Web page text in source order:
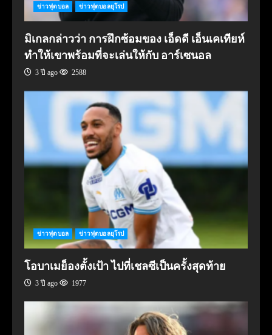
ข่าวฟุตบอล ข่าวฟุตบอลยุโรป
มิเกลกล่าวว่า การฝึกซ้อมของ เอ็ดดี เอ็นเคเทียห์
ทำให้เขาพร้อมที่จะเล่นให้กับ อาร์เซนอล
3 ปี ago 2588
ข่าวฟุตบอล ข่าวฟุตบอลยุโรป
โอบาเมย็องตั้งเป้า ไปที่เชลซีเป็นครั้งสุดท้าย
3 ปี ago 1977